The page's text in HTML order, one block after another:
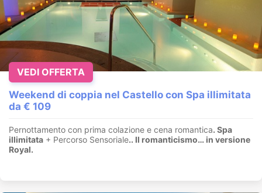
Weekend di coppia nel Castello con Spa illimitata
da € 109
Pernottamento con prima colazione e cena romantica. Spa
illimitata + Percorso Sensoriale.. Il romanticismo… in versione
Royal.
VEDI OFFERTA